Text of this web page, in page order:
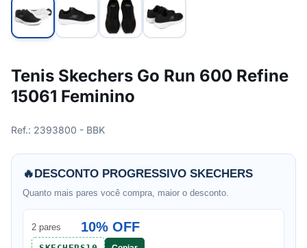
Tenis Skechers Go Run 600 Refine
15061 Feminino
Ref.: 2393800 - BBK
🔥DESCONTO PROGRESSIVO SKECHERS
Quanto mais pares você compra, maior o desconto.
2 pares 10% OFF